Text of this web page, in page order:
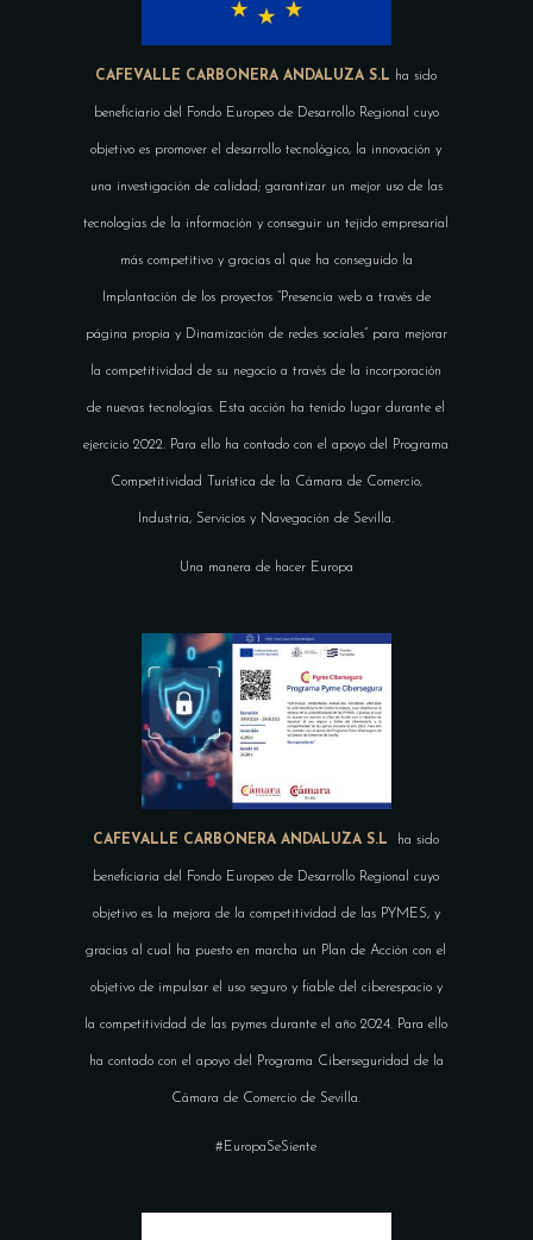
CAFEVALLE CARBONERA ANDALUZA S.L ha sido
beneficiario del Fondo Europeo de Desarrollo Regional cuyo
objetivo es promover el desarrollo tecnológico, la innovación y
una investigación de calidad; garantizar un mejor uso de las
tecnologías de la información y conseguir un tejido empresarial
más competitivo y gracias al que ha conseguido la
Implantación de los proyectos “Presencia web a través de
página propia y Dinamización de redes sociales” para mejorar
la competitividad de su negocio a través de la incorporación
de nuevas tecnologías. Esta acción ha tenido lugar durante el
ejercicio 2022. Para ello ha contado con el apoyo del Programa
Competitividad Turística de la Cámara de Comercio,
Industria, Servicios y Navegación de Sevilla.
Una manera de hacer Europa
CAFEVALLE CARBONERA ANDALUZA S.L ha sido
beneficiaria del Fondo Europeo de Desarrollo Regional cuyo
objetivo es la mejora de la competitividad de las PYMES, y
gracias al cual ha puesto en marcha un Plan de Acción con el
objetivo de impulsar el uso seguro y fiable del ciberespacio y
la competitividad de las pymes durante el año 2024. Para ello
ha contado con el apoyo del Programa Ciberseguridad de la
Cámara de Comercio de Sevilla.
#EuropaSeSiente